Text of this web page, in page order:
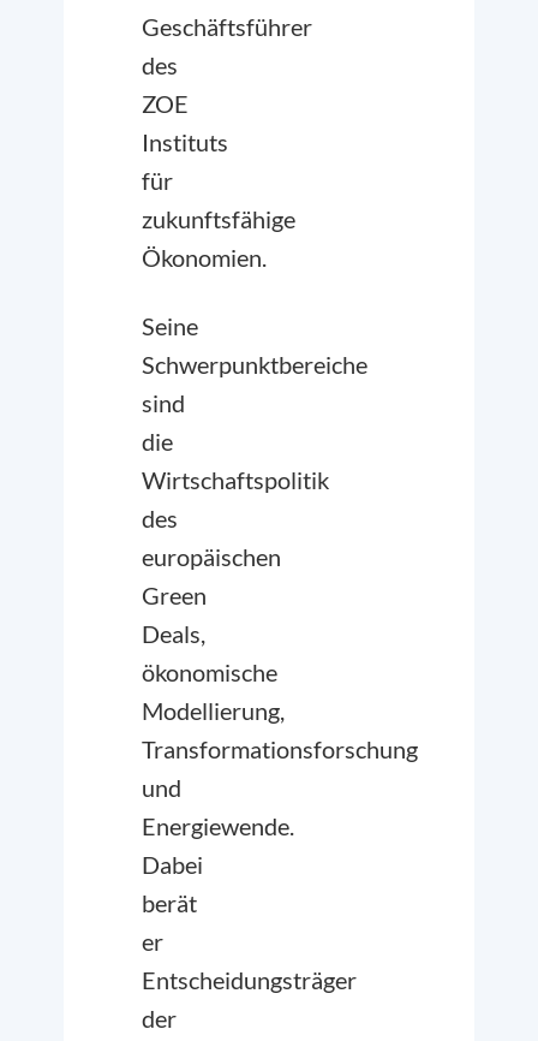
Geschäftsführer
des
ZOE
Instituts
für
zukunftsfähige
Ökonomien.
Seine
Schwerpunktbereiche
sind
die
Wirtschaftspolitik
des
europäischen
Green
Deals,
ökonomische
Modellierung,
Transformationsforschung
und
Energiewende.
Dabei
berät
er
Entscheidungsträger
der